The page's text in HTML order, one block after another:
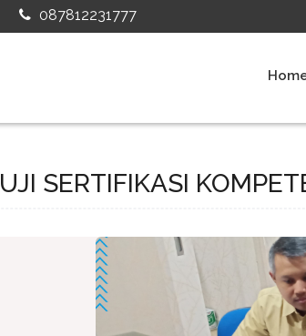
087812231777
UJI SERTIFIKASI